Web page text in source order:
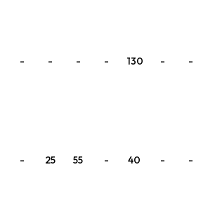
- - - - 130 - -
- 25 55 - 40 - -